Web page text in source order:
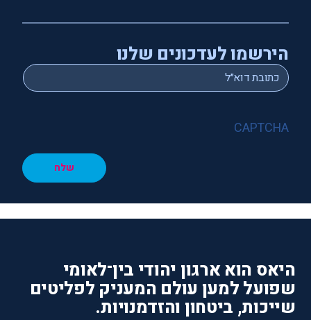
הירשמו לעדכונים שלנו
Email
*
CAPTCHA
שלח
היאס הוא ארגון יהודי בין־לאומי
שפועל למען עולם המעניק לפליטים
שייכות, ביטחון והזדמנויות.